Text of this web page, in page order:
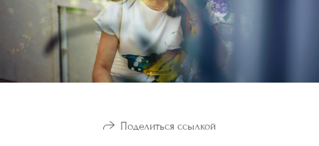
Поделиться ссылкой